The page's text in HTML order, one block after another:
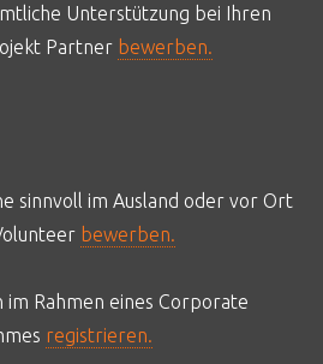
Unterstützung bei Ihren
Partner bewerben.
sinnvoll im Ausland oder vor Ort
bewerben.
Rahmen eines Corporate
registrieren.